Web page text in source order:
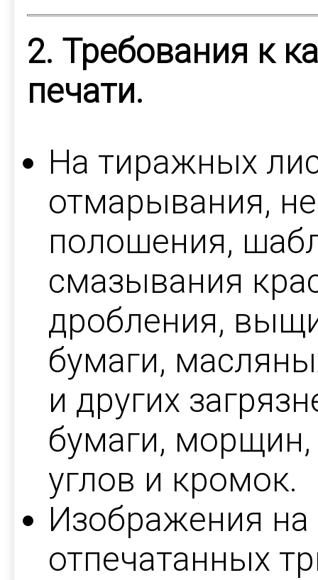
2. Требования к
печати.
На тиражных
отмарывания,
полошения,
смазывания
дробления,
бумаги,
и других
бумаги, морщин,
углов и кромок.
Изображения на
отпечатанных